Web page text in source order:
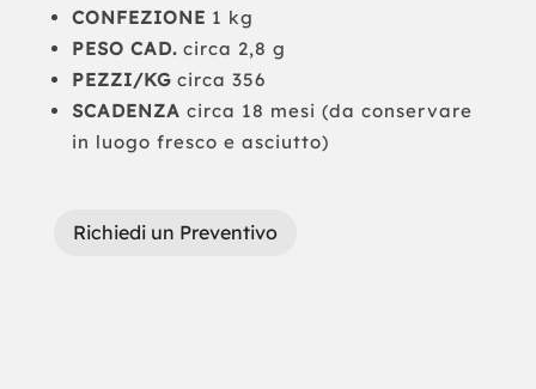
CONFEZIONE 1 kg
PESO CAD. circa 2,8 g
PEZZI/KG circa 356
SCADENZA circa 18 mesi (da conservare
in luogo fresco e asciutto)
Richiedi un Preventivo